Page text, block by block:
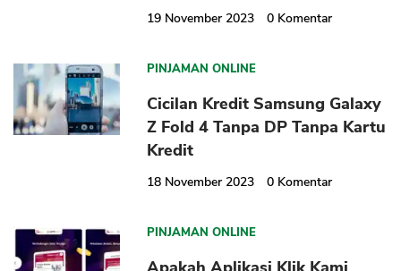
19 November 2023 0 Komentar
PINJAMAN ONLINE
Cicilan Kredit Samsung Galaxy
Z Fold 4 Tanpa DP Tanpa Kartu
Kredit
18 November 2023 0 Komentar
PINJAMAN ONLINE